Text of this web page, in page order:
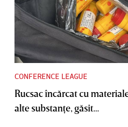
CONFERENCE LEAGUE
Rucsac încărcat cu
alte substanţe, găsit...